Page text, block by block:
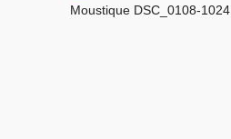
Moustique DSC_0108-1024